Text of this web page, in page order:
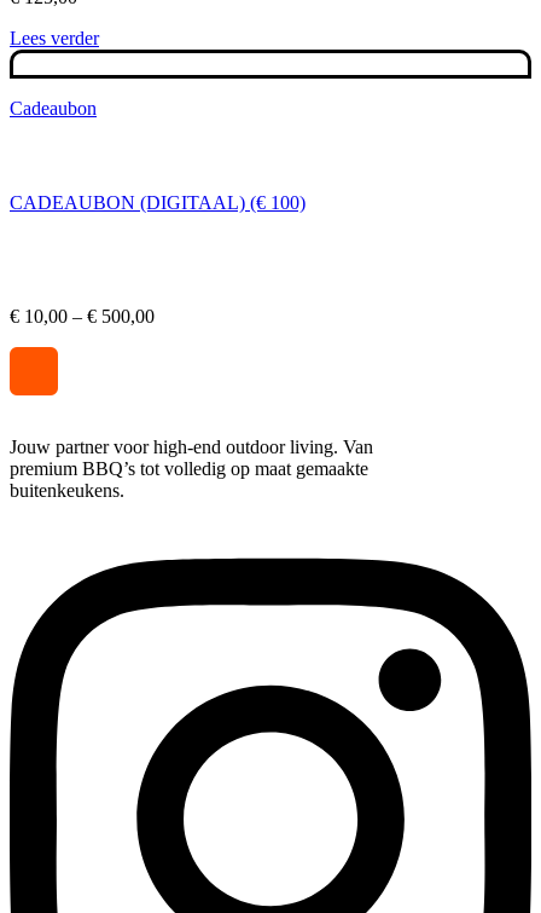
Lees verder
Cadeaubon
CADEAUBON (DIGITAAL) (€ 100)
€ 10,00 – € 500,00Prijsklasse:
Jouw partner voor high-end outdoor living. Van
premium BBQ’s tot volledig op maat gemaakte
buitenkeukens.